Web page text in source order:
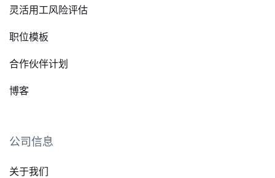
灵活用工风险评估
职位模板
合作伙伴计划
博客
公司信息
关于我们